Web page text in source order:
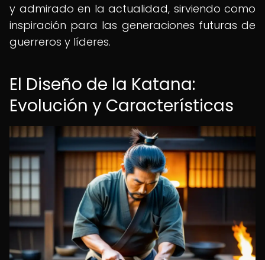
y admirado en la actualidad, sirviendo como
inspiración para las generaciones futuras de
guerreros y líderes.
El Diseño de la Katana:
Evolución y Características